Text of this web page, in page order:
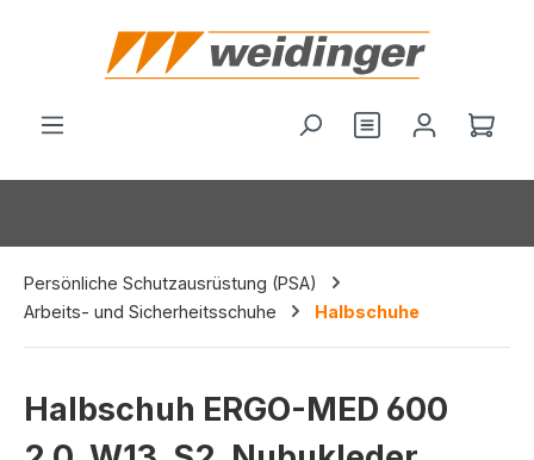
springen
Du hast 0
Persönliche Schutzausrüstung (PSA)
Arbeits- und Sicherheitsschuhe
Halbschuhe
Halbschuh ERGO-MED 600